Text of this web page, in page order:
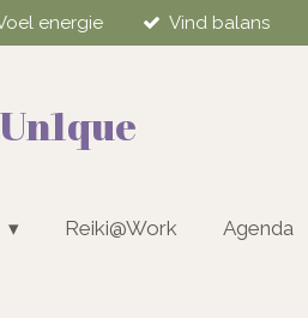
energie Vind balans
Reiki@Work Agenda